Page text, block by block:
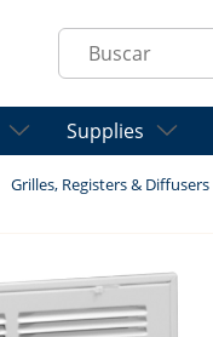
Site Search
Supplies
Grilles, Registers & Diffusers